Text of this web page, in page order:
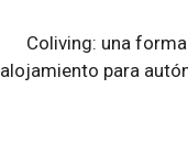
Coliving: una
alojamiento para